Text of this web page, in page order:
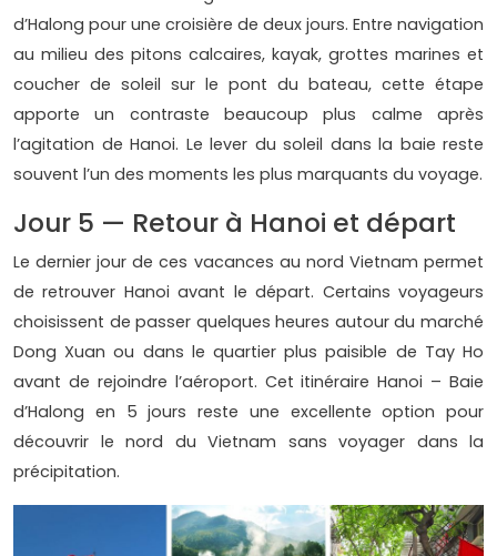
d’Halong pour une croisière de deux jours. Entre navigation
au milieu des pitons calcaires, kayak, grottes marines et
coucher de soleil sur le pont du bateau, cette étape
apporte un contraste beaucoup plus calme après
l’agitation de Hanoi. Le lever du soleil dans la baie reste
souvent l’un des moments les plus marquants du voyage.
Jour 5 — Retour à Hanoi et départ
Le dernier jour de ces vacances au nord Vietnam permet
de retrouver Hanoi avant le départ. Certains voyageurs
choisissent de passer quelques heures autour du marché
Dong Xuan ou dans le quartier plus paisible de Tay Ho
avant de rejoindre l’aéroport. Cet itinéraire Hanoi – Baie
d’Halong en 5 jours reste une excellente option pour
découvrir le nord du Vietnam sans voyager dans la
précipitation.